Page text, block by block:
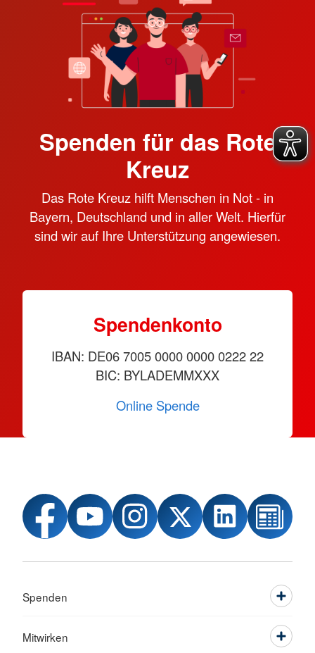
Spenden für das Rote
Kreuz
Das Rote Kreuz hilft Menschen in Not - in
Bayern, Deutschland und in aller Welt. Hierfür
sind wir auf Ihre Unterstützung angewiesen.
Spendenkonto
IBAN: DE06 7005 0000 0000 0222 22
BIC: BYLADEMMXXX
Online Spende
Spenden
Mitwirken